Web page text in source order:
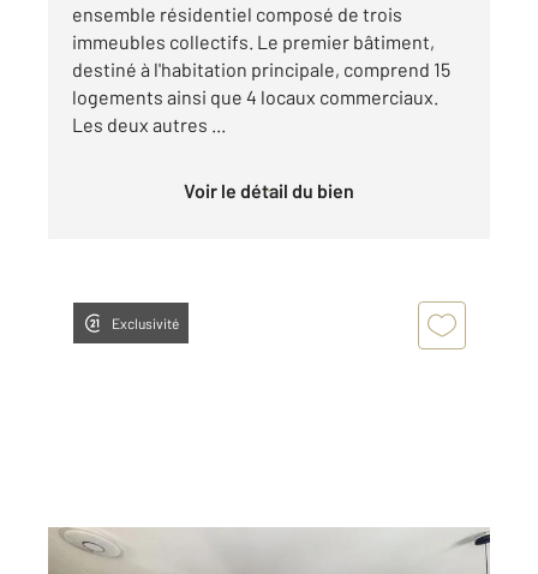
ensemble résidentiel composé de trois
immeubles collectifs. Le premier bâtiment,
destiné à l'habitation principale, comprend 15
logements ainsi que 4 locaux commerciaux.
Les deux autres ...
Voir le détail du bien
Exclusivité
ZONZA 201